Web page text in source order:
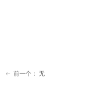
ꂃ 前一个： 无